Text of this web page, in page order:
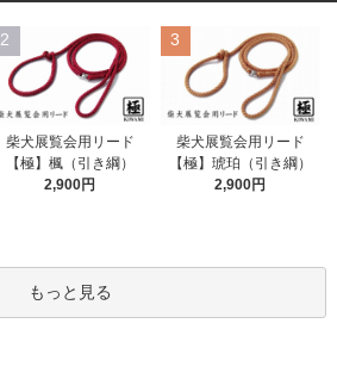
2
柴犬展覧会用リード
【極】楓（引き綱）
2,900円
3
柴犬展覧会用リード
【極】琥珀（引き綱）
2,900円
もっと見る